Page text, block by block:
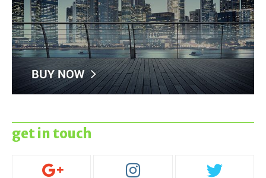
get in touch